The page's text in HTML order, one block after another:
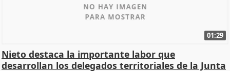
01:29
Nieto destaca la importante labor que
desarrollan los delegados territoriales de la Junta